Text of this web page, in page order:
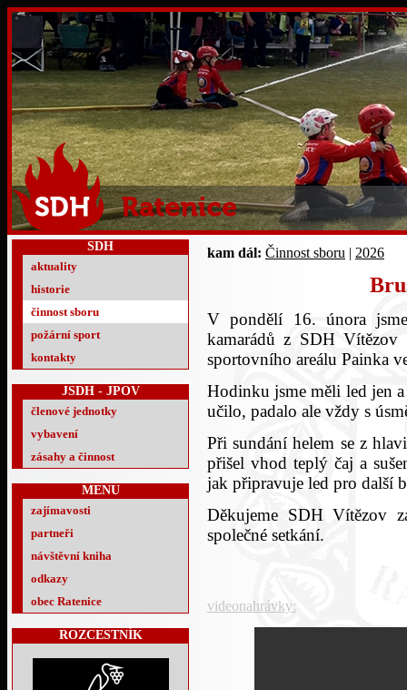
SDH
aktuality
historie
činnost sboru
požární sport
kontakty
JSDH - JPOV
členové jednotky
vybavení
zásahy a činnost
MENU
zajímavosti
partneři
návštěvní kniha
odkazy
obec Ratenice
ROZCESTNÍK
kam dál: Činnost sboru | 2026
V pondělí 16. února
kamarádů z SDH
sportovního areálu Painka
Hodinku jsme měli led jen
učilo, padalo ale vždy s
Při sundání helem se z
přišel vhod teplý čaj a
jak připravuje led pro další
Děkujeme SDH Vítězov
společné setkání.
videonahrávky: